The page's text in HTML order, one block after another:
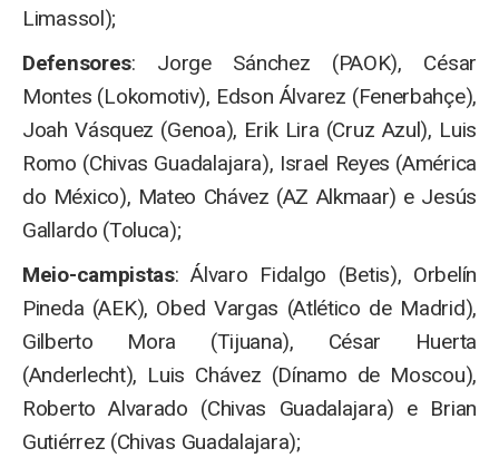
Limassol);
Defensores: Jorge Sánchez (PAOK), César
Montes (Lokomotiv), Edson Álvarez (Fenerbahçe),
Joah Vásquez (Genoa), Erik Lira (Cruz Azul), Luis
Romo (Chivas Guadalajara), Israel Reyes (América
do México), Mateo Chávez (AZ Alkmaar) e Jesús
Gallardo (Toluca);
Meio-campistas: Álvaro Fidalgo (Betis), Orbelín
Pineda (AEK), Obed Vargas (Atlético de Madrid),
Gilberto Mora (Tijuana), César Huerta
(Anderlecht), Luis Chávez (Dínamo de Moscou),
Roberto Alvarado (Chivas Guadalajara) e Brian
Gutiérrez (Chivas Guadalajara);